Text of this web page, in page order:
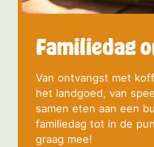
Familiedag
Van ontvangst met
het landgoed, van
samen eten aan een
familiedag tot in de
graag mee!